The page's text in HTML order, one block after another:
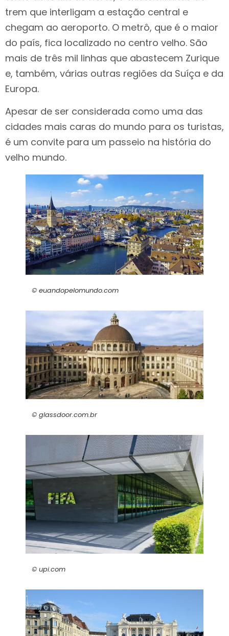
trem que interligam a estação central e
chegam ao aeroporto. O metrô, que é o maior
do país, fica localizado no centro velho. São
mais de três mil linhas que abastecem Zurique
e, também, várias outras regiões da Suíça e da
Europa.
Apesar de ser considerada como uma das
cidades mais caras do mundo para os turistas,
é um convite para um passeio na história do
velho mundo.
© euandopelomundo.com
© glassdoor.com.br
© upi.com